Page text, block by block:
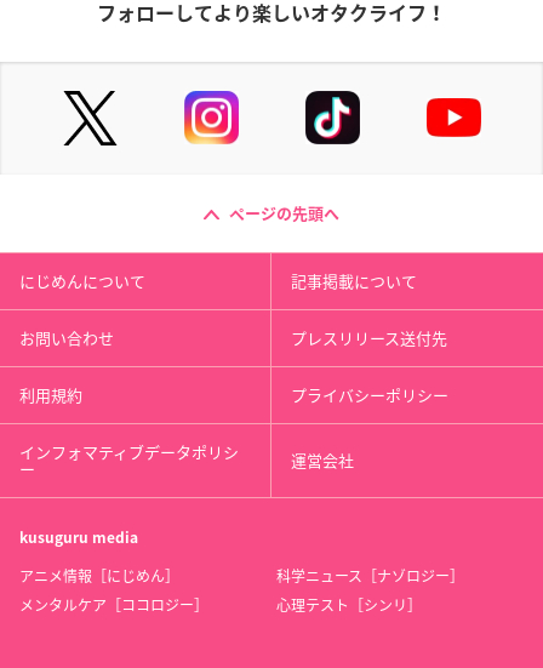
フォローしてより楽しいオタクライフ！
ページの先頭へ
にじめんについて 記事掲載について
お問い合わせ プレスリリース送付先
利用規約 プライバシーポリシー
インフォマティブデータポリシ
ー 運営会社
kusuguru media
アニメ情報［にじめん］
科学ニュース［ナゾロジー］
メンタルケア［ココロジー］
心理テスト［シンリ］